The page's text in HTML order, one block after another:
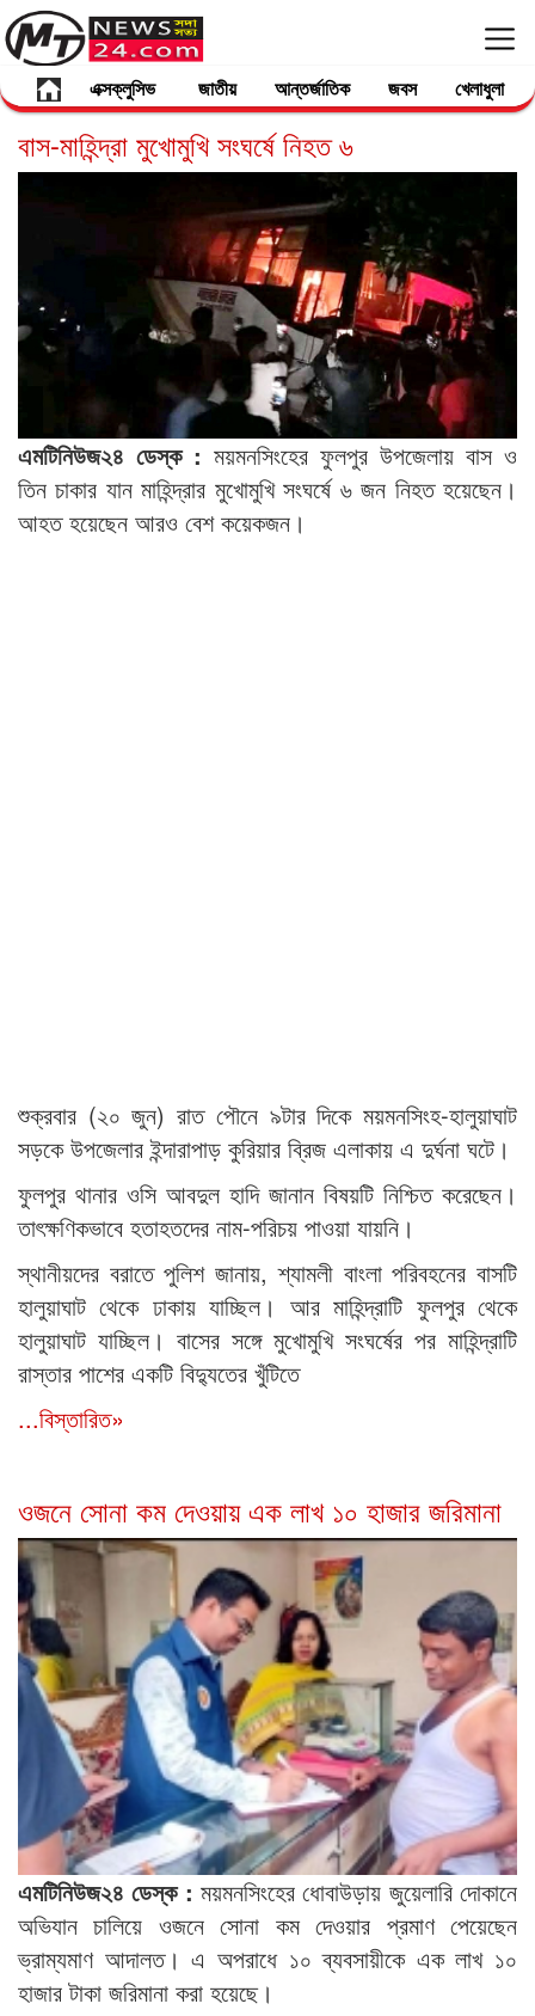
এক্সক্লুসিভ জাতীয় আন্তর্জাতিক জবস খেলাধুলা
বাস-মাহিন্দ্রা মুখোমুখি সংঘর্ষে নিহত ৬
এমটিনিউজ২৪ ডেস্ক : ময়মনসিংহের ফুলপুর উপজেলায় বাস ও
তিন চাকার যান মাহিন্দ্রার মুখোমুখি সংঘর্ষে ৬ জন নিহত হয়েছেন।
আহত হয়েছেন আরও বেশ কয়েকজন।
শুক্রবার (২০ জুন) রাত পৌনে ৯টার দিকে ময়মনসিংহ-হালুয়াঘাট
সড়কে উপজেলার ইন্দারাপাড় কুরিয়ার ব্রিজ এলাকায় এ দুর্ঘনা ঘটে।
ফুলপুর থানার ওসি আবদুল হাদি জানান বিষয়টি নিশ্চিত করেছেন।
তাৎক্ষণিকভাবে হতাহতদের নাম-পরিচয় পাওয়া যায়নি।
স্থানীয়দের বরাতে পুলিশ জানায়, শ্যামলী বাংলা পরিবহনের বাসটি
হালুয়াঘাট থেকে ঢাকায় যাচ্ছিল। আর মাহিন্দ্রাটি ফুলপুর থেকে
হালুয়াঘাট যাচ্ছিল। বাসের সঙ্গে মুখোমুখি সংঘর্ষের পর মাহিন্দ্রাটি
রাস্তার পাশের একটি বিদ্যুতের খুঁটিতে
...বিস্তারিত»
ওজনে সোনা কম দেওয়ায় এক লাখ ১০ হাজার জরিমানা
এমটিনিউজ২৪ ডেস্ক : ময়মনসিংহের ধোবাউড়ায় জুয়েলারি দোকানে
অভিযান চালিয়ে ওজনে সোনা কম দেওয়ার প্রমাণ পেয়েছেন
ভ্রাম্যমাণ আদালত। এ অপরাধে ১০ ব্যবসায়ীকে এক লাখ ১০
হাজার টাকা জরিমানা করা হয়েছে।